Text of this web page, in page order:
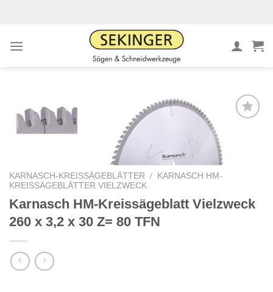
hinzufügen
KARNASCH-KREISSÄGEBLÄTTER /
KARNASCH HM-
KREISSÄGEBLÄTTER VIELZWECK
Karnasch HM-Kreissägeblatt Vielzweck
260 x 3,2 x 30 Z= 80 TFN